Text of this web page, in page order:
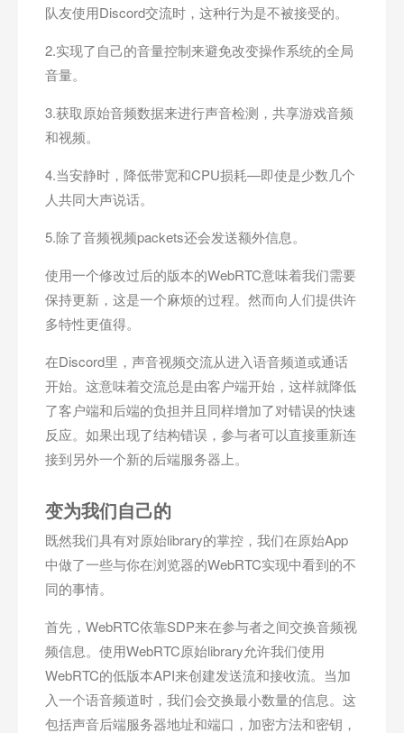
队友使用Discord交流时，这种行为是不被接受的。
2.实现了自己的音量控制来避免改变操作系统的全局
音量。
3.获取原始音频数据来进行声音检测，共享游戏音频
和视频。
4.当安静时，降低带宽和CPU损耗—即使是少数几个
人共同大声说话。
5.除了音频视频packets还会发送额外信息。
使用一个修改过后的版本的WebRTC意味着我们需要
保持更新，这是一个麻烦的过程。然而向人们提供许
多特性更值得。
在Discord里，声音视频交流从进入语音频道或通话
开始。这意味着交流总是由客户端开始，这样就降低
了客户端和后端的负担并且同样增加了对错误的快速
反应。如果出现了结构错误，参与者可以直接重新连
接到另外一个新的后端服务器上。
变为我们自己的
既然我们具有对原始library的掌控，我们在原始App
中做了一些与你在浏览器的WebRTC实现中看到的不
同的事情。
首先，WebRTC依靠SDP来在参与者之间交换音频视
频信息。使用WebRTC原始library允许我们使用
WebRTC的低版本API来创建发送流和接收流。当加
入一个语音频道时，我们会交换最小数量的信息。这
包括声音后端服务器地址和端口，加密方法和密钥，